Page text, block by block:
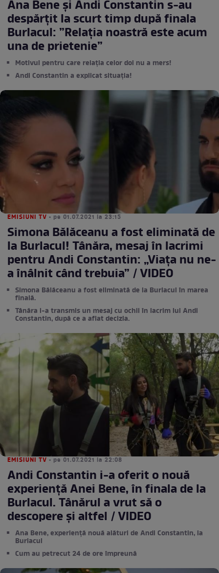
Ana Bene și Andi Constantin s-au
despărțit la scurt timp după finala
Burlacul: ”Relația noastră este acum
una de prietenie”
Motivul pentru care relația celor doi nu a mers!
Andi Constantin a explicat situația!
EMISIUNI TV • pe 01.07.2021 la 23:15
Simona Bălăceanu a fost eliminată de
la Burlacul! Tânăra, mesaj în lacrimi
pentru Andi Constantin: „Viața nu ne-
a înâlnit când trebuia” / VIDEO
Simona Bălăceanu a fost eliminată de la Burlacul în marea
finală.
Tânăra i-a transmis un mesaj cu ochii în lacrim lui Andi
Constantin, după ce a aflat decizia.
EMISIUNI TV • pe 01.07.2021 la 22:08
Andi Constantin i-a oferit o nouă
experiență Anei Bene, în finala de la
Burlacul. Tânărul a vrut să o
descopere și altfel / VIDEO
Ana Bene, experiență nouă alături de Andi Constantin, la
Burlacul
Cum au petrecut 24 de ore împreună